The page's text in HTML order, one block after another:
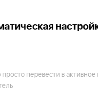
просто перевести в